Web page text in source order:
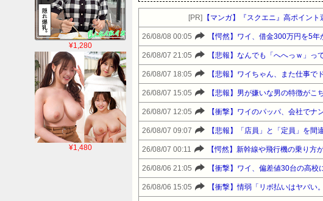
¥1,280
¥1,480
[PR] 【マンガ】『スクエニ』高ポイン
26/08/08 00:05 【愕然】ワイ、借金300万円を5
26/08/07 21:05 【悲報】なんでも「へへっｗ」
26/08/07 18:05 【悲報】ワイちゃん、また仕事
26/08/07 15:05 【悲報】男が嫌いな男の特徴がこ
26/08/07 12:05 【衝撃】ワイのパッパ、会社で
26/08/07 09:07 【悲報】「店員」と「定員」を
26/08/07 00:11 【愕然】新幹線や飛行機の乗り
26/08/06 21:05 【衝撃】ワイ、偏差値30台の高
26/08/06 15:05 【衝撃】情弱「リボ払いはヤバ